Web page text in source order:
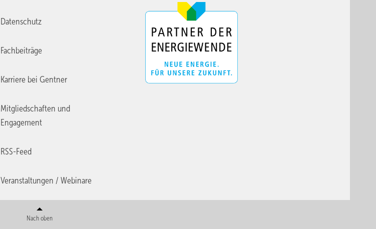
Datenschutz
Fachbeiträge
Karriere bei Gentner
Mitgliedschaften und
Engagement
RSS-Feed
Veranstaltungen / Webinare
Nach oben